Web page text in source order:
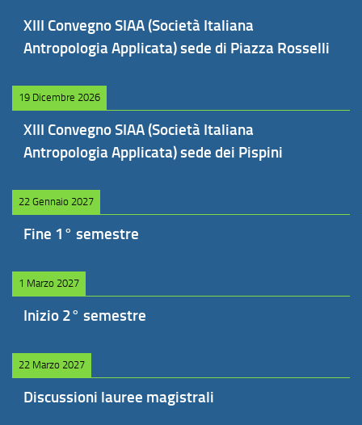
XIII Convegno SIAA (Società Italiana
Antropologia Applicata) sede di Piazza Rosselli
19 Dicembre 2026
XIII Convegno SIAA (Società Italiana
Antropologia Applicata) sede dei Pispini
22 Gennaio 2027
Fine 1° semestre
1 Marzo 2027
Inizio 2° semestre
22 Marzo 2027
Discussioni lauree magistrali